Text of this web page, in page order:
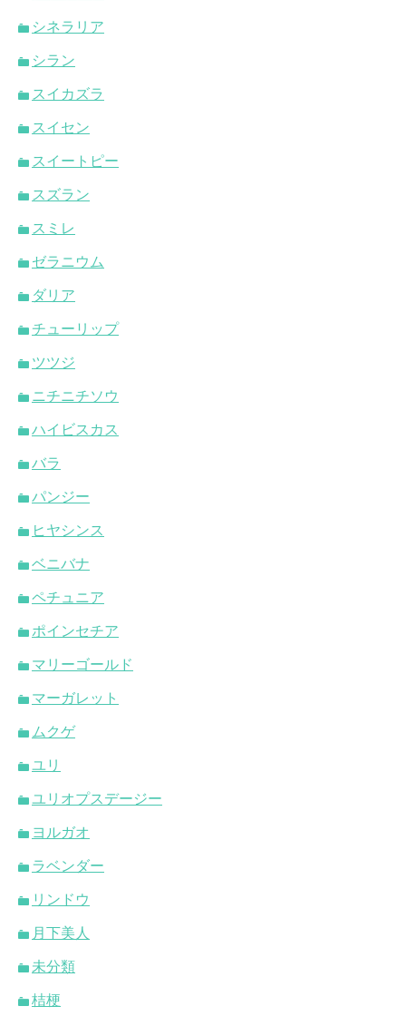
シネラリア
シラン
スイカズラ
スイセン
スイートピー
スズラン
スミレ
ゼラニウム
ダリア
チューリップ
ツツジ
ニチニチソウ
ハイビスカス
バラ
パンジー
ヒヤシンス
ベニバナ
ペチュニア
ポインセチア
マリーゴールド
マーガレット
ムクゲ
ユリ
ユリオプスデージー
ヨルガオ
ラベンダー
リンドウ
月下美人
未分類
桔梗